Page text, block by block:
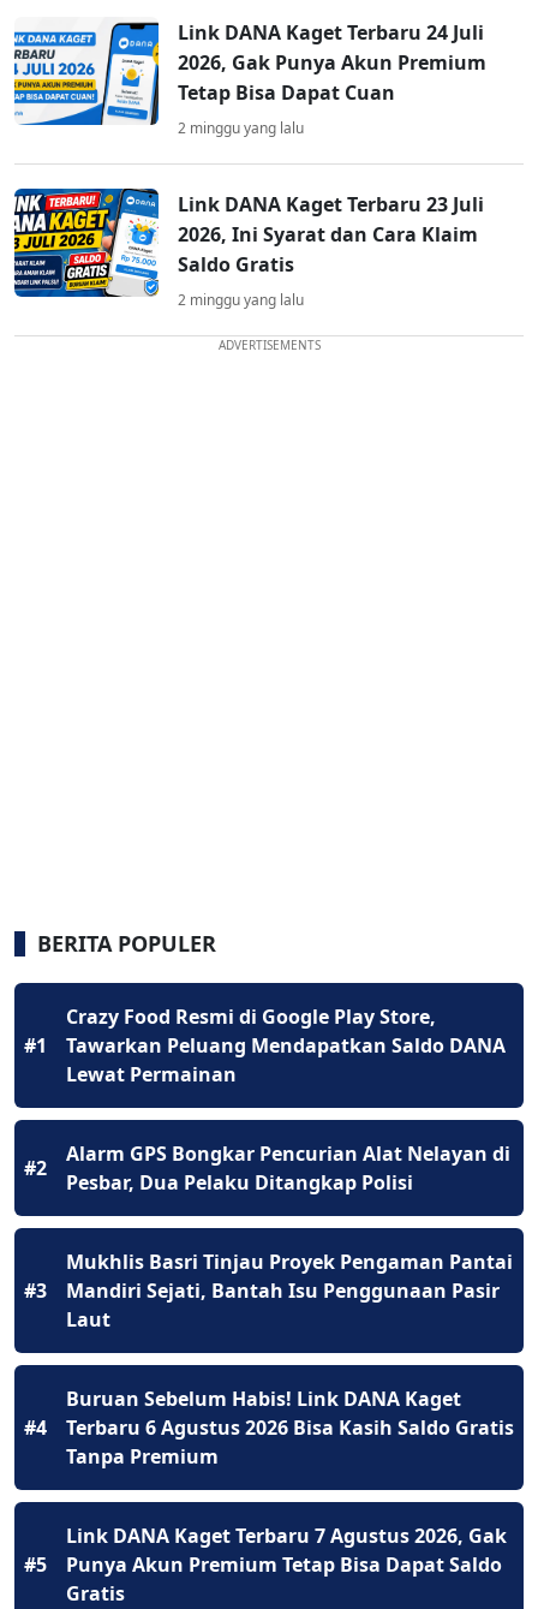
Link DANA Kaget Terbaru 24 Juli
2026, Gak Punya Akun Premium
Tetap Bisa Dapat Cuan
2 minggu yang lalu
Link DANA Kaget Terbaru 23 Juli
2026, Ini Syarat dan Cara Klaim
Saldo Gratis
2 minggu yang lalu
ADVERTISEMENTS
BERITA POPULER
#1
Crazy Food Resmi di Google Play Store,
Tawarkan Peluang Mendapatkan Saldo DANA
Lewat Permainan
#2
Alarm GPS Bongkar Pencurian Alat Nelayan di
Pesbar, Dua Pelaku Ditangkap Polisi
#3
Mukhlis Basri Tinjau Proyek Pengaman Pantai
Mandiri Sejati, Bantah Isu Penggunaan Pasir
Laut
#4
Buruan Sebelum Habis! Link DANA Kaget
Terbaru 6 Agustus 2026 Bisa Kasih Saldo Gratis
Tanpa Premium
#5
Link DANA Kaget Terbaru 7 Agustus 2026, Gak
Punya Akun Premium Tetap Bisa Dapat Saldo
Gratis